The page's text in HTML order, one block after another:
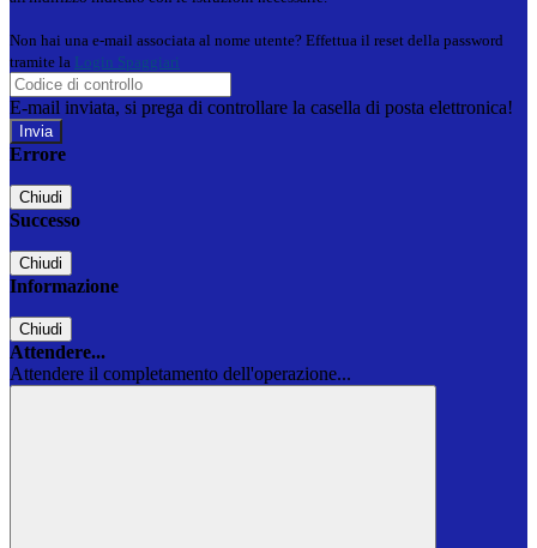
Non hai una e-mail associata al nome utente? Effettua il reset della password
tramite la Login Spaggiari
E-mail inviata, si prega di controllare la casella di posta elettronica!
Errore
Chiudi
Successo
Chiudi
Informazione
Chiudi
Attendere...
Attendere il completamento dell'operazione...